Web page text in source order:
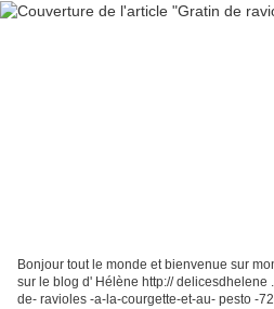
Bonjour tout le monde et bienvenue sur
sur le blog d' Hélène http:// delicesdhelene
de- ravioles -a-la-courgette-et-au- pesto -